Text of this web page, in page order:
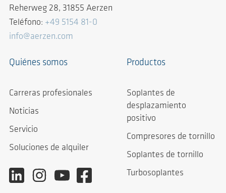
Reherweg 28, 31855 Aerzen
Teléfono: +49 5154 81-0
info@aerzen.com
Quiénes somos
Carreras profesionales
Noticias
Servicio
Soluciones de alquiler
Productos
Soplantes de
desplazamiento
positivo
Compresores de tornillo
Soplantes de tornillo
Turbosoplantes